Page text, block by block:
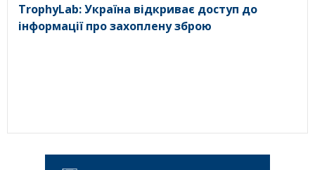
TrophyLab: Україна відкриває доступ до
інформації про захоплену зброю